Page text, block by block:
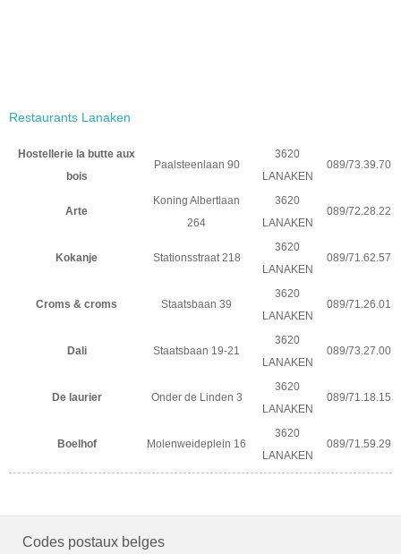
Restaurants Lanaken
Hostellerie la butte aux
bois
Paalsteenlaan 90
3620
LANAKEN
089/73.39.70
Arte
Koning Albertlaan
264
3620
LANAKEN
089/72.28.22
Kokanje Stationsstraat 218
3620
LANAKEN
089/71.62.57
Croms & croms Staatsbaan 39
3620
LANAKEN
089/71.26.01
Dali Staatsbaan 19-21
3620
LANAKEN
089/73.27.00
De laurier Onder de Linden 3
3620
LANAKEN
089/71.18.15
Boelhof Molenweideplein 16
3620
LANAKEN
089/71.59.29
Codes postaux belges